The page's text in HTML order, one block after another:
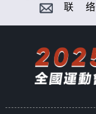
联 络